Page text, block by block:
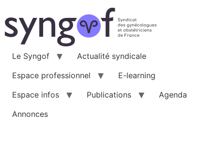
au
contenu
Le Syngof
Actualité syndicale
Espace professionnel
E-learning
Espace infos
Publications
Agenda
Annonces